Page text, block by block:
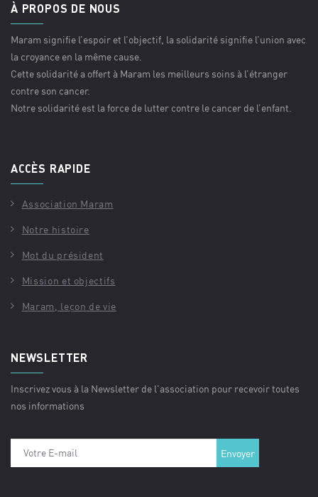
À PROPOS DE NOUS
Maram signifie l’espoir et l’objectif, la solidarité signifie l’union avec
la croyance en la même cause.
Cette solidarité a offert à Maram les meilleurs soins à l’étranger
contre son cancer.
Notre solidarité est la force de lutter contre le cancer de l’enfant.
ACCÈS RAPIDE
Association Maram
Notre histoire
Mot du président
Mission et objectifs
Maram, leçon de vie
NEWSLETTER
Inscrivez vous à la Newsletter de l'association pour recevoir toutes
nos informations